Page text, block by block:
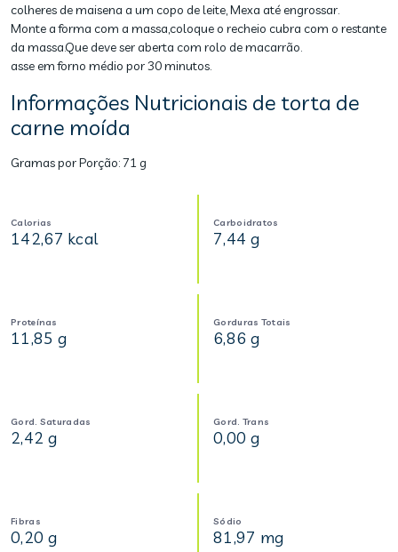
colheres de maisena a um copo de leite, Mexa até engrossar.
Monte a forma com a massa,coloque o recheio cubra com o restante
da massa.Que deve ser aberta com rolo de macarrão.
asse em forno médio por 30 minutos.
Informações Nutricionais de torta de
carne moída
Gramas por Porção:71 g
Calorias
142,67 kcal
Carboidratos
7,44 g
Proteínas
11,85 g
Gorduras Totais
6,86 g
Gord. Saturadas
2,42 g
Gord. Trans
0,00 g
Fibras
0,20 g
Sódio
81,97 mg